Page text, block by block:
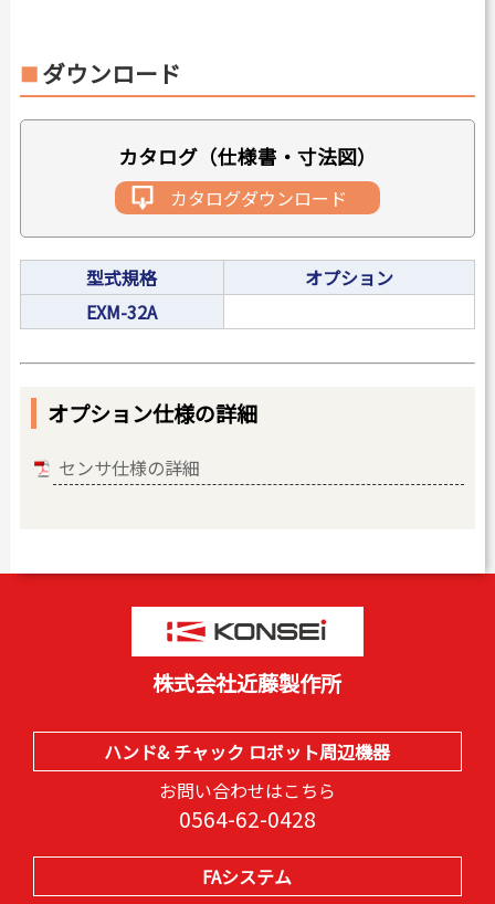
ダウンロード
カタログ（仕様書・寸法図）
カタログダウンロード
型式規格
オプション
EXM-32A
オプション仕様の詳細
センサ仕様の詳細
株式会社近藤製作所
ハンド& チャック ロボット周辺機器
お問い合わせはこちら
0564-62-0428
FAシステム